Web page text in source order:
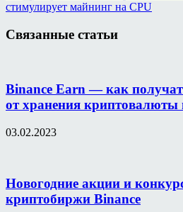
стимулирует майнинг на CPU
Связанные статьи
Binance Earn — как
от хранения криптовалюты
03.02.2023
Новогодние акции и
криптобиржи Binance